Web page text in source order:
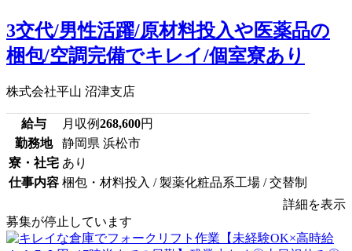
3交代/男性活躍/原材料投入や医薬品の
梱包/空調完備でキレイ/個室寮あり
株式会社平山 沼津支店
給与 月収例268,600円
勤務地
静岡県 浜松市
寮・社宅 あり
仕事内容 梱包・材料投入 / 製薬化粧品系工場 / 交替制
詳細を表示
募集が停止しています